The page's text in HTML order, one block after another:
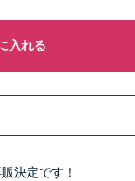
入れる
決定です！